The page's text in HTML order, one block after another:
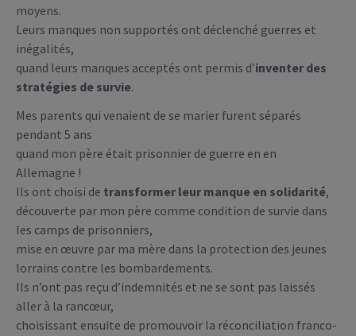
moyens.
Leurs manques non supportés ont déclenché guerres et
inégalités,
quand leurs manques acceptés ont permis d’inventer des
stratégies de survie.
Mes parents qui venaient de se marier furent séparés
pendant 5 ans
quand mon père était prisonnier de guerre en en
Allemagne !
Ils ont choisi de transformer leur manque en solidarité,
découverte par mon père comme condition de survie dans
les camps de prisonniers,
mise en œuvre par ma mère dans la protection des jeunes
lorrains contre les bombardements.
Ils n’ont pas reçu d’indemnités et ne se sont pas laissés
aller à la rancœur,
choisissant ensuite de promouvoir la réconciliation franco-